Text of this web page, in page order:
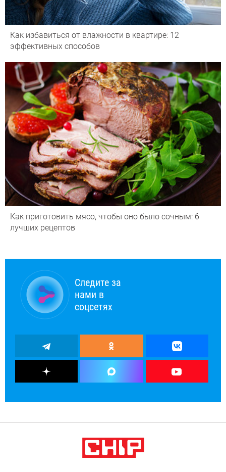
Как избавиться от влажности в квартире: 12
эффективных способов
Как приготовить мясо, чтобы оно было сочным: 6
лучших рецептов
Следите за
нами в
соцсетях